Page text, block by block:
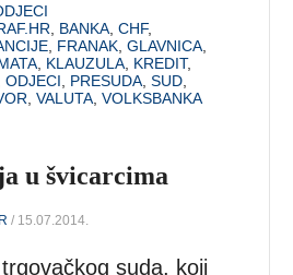
BANKA ,CHF,
FRANAK ,GLAVNICA
KLAUZULA KREDIT,
,ODJECI PRESUDA ,SUD
,VALUTA ,VOLKSBANKA
u švicarcima
/ 15.07.2014.
suda, koji